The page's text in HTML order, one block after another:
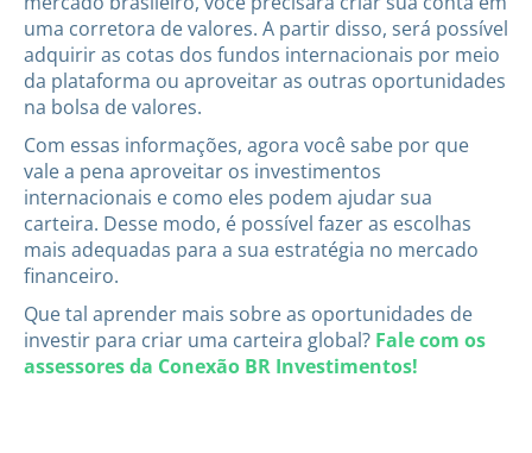
uma corretora de valores. A partir disso, será possível
adquirir as cotas dos fundos internacionais por meio
da plataforma ou aproveitar as outras oportunidades
na bolsa de valores.
Com essas informações, agora você sabe por que
vale a pena aproveitar os investimentos
internacionais e como eles podem ajudar sua
carteira. Desse modo, é possível fazer as escolhas
mais adequadas para a sua estratégia no mercado
financeiro.
Que tal aprender mais sobre as oportunidades de
investir para criar uma carteira global? Fale com os
assessores da Conexão BR Investimentos!